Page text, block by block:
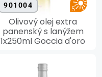
901004
Olivový olej extra
panenský s lanýžem
1x250ml Goccia d'oro